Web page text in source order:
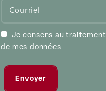
Je consens au traitement
de mes données